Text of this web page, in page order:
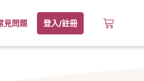
見問題 登入/註冊